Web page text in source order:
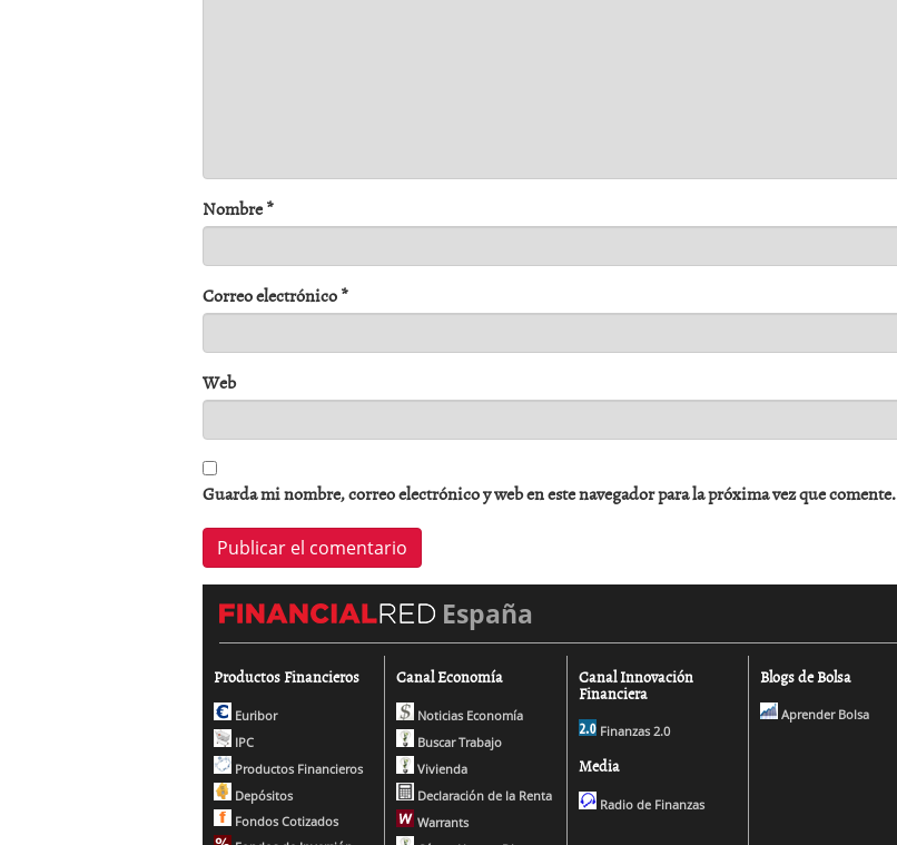
Nombre*
Correo electrónico*
Web
Guarda mi nombre, correo electrónico y web en este navegador para la próxima vez que comente.
España
Productos Financieros
Euribor
IPC
Productos Financieros
Depósitos
Fondos Cotizados
Canal Economía
Noticias Economía
Buscar Trabajo
Vivienda
Declaración de la Renta
Warrants
Canal Innovación
Financiera
Finanzas 2.0
Media
Radio de Finanzas
Blogs de Bolsa
Aprender Bolsa